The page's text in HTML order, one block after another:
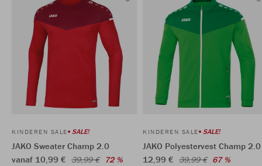
KINDEREN SALE SALE!
JAKO Sweater Champ 2.0
vanaf 10,99 € 39,99 € 72 %
KINDEREN SALE SALE!
JAKO Polyestervest Champ 2.0
12,99 € 39,99 € 67 %